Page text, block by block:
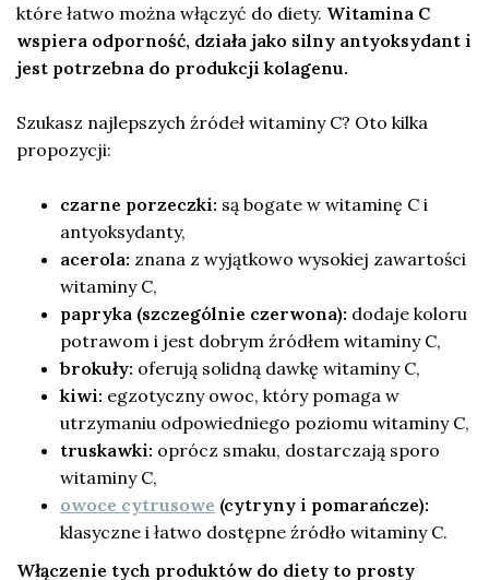
które łatwo można włączyć do diety. Witamina C
wspiera odporność, działa jako silny antyoksydant i
jest potrzebna do produkcji kolagenu.
Szukasz najlepszych źródeł witaminy C? Oto kilka
propozycji:
czarne porzeczki: są bogate w witaminę C i
antyoksydanty,
acerola: znana z wyjątkowo wysokiej zawartości
witaminy C,
papryka (szczególnie czerwona): dodaje koloru
potrawom i jest dobrym źródłem witaminy C,
brokuły: oferują solidną dawkę witaminy C,
kiwi: egzotyczny owoc, który pomaga w
utrzymaniu odpowiedniego poziomu witaminy C,
truskawki: oprócz smaku, dostarczają sporo
witaminy C,
owoce cytrusowe (cytryny i pomarańcze):
klasyczne i łatwo dostępne źródło witaminy C.
Włączenie tych produktów do diety to prosty